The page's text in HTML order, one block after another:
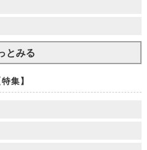
とみる
特集】